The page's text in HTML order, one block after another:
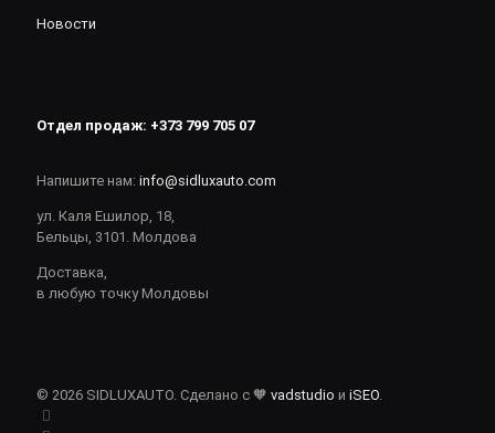
Новости
Отдел продаж: +373 799 705 07
Напишите нам: info@sidluxauto.com
ул. Каля Ешилор, 18,
Бельцы, 3101. Молдова
Доставка,
в любую точку Молдовы
© 2026 SIDLUXAUTO. Сделано с 🧡 vadstudio и iSEO